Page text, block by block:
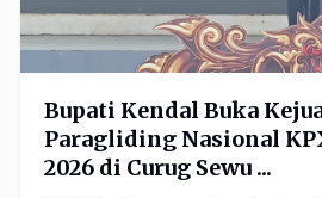
Bupati Kendal Buka
Paragliding Nasional
2026 di Curug Sewu ...